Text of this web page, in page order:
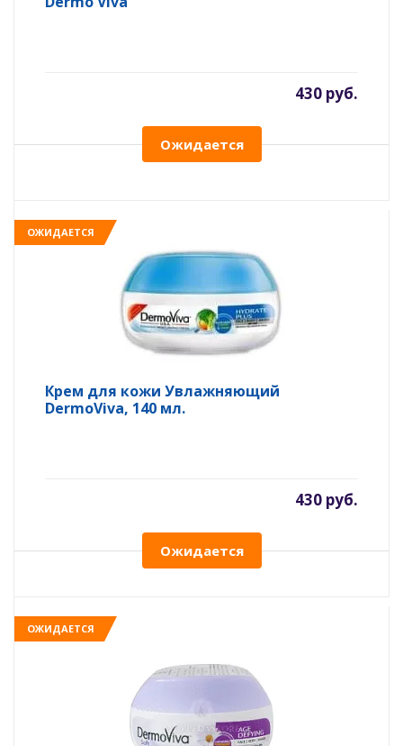
430 руб.
Ожидается
ОЖИДАЕТСЯ
Крем для кожи Увлажняющий
DermoViva, 140 мл.
430 руб.
Ожидается
ОЖИДАЕТСЯ